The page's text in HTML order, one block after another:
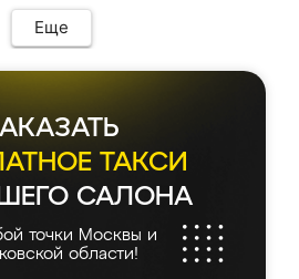
Еще
ТАКСИ
САЛОНА
точки Москвы и
области!